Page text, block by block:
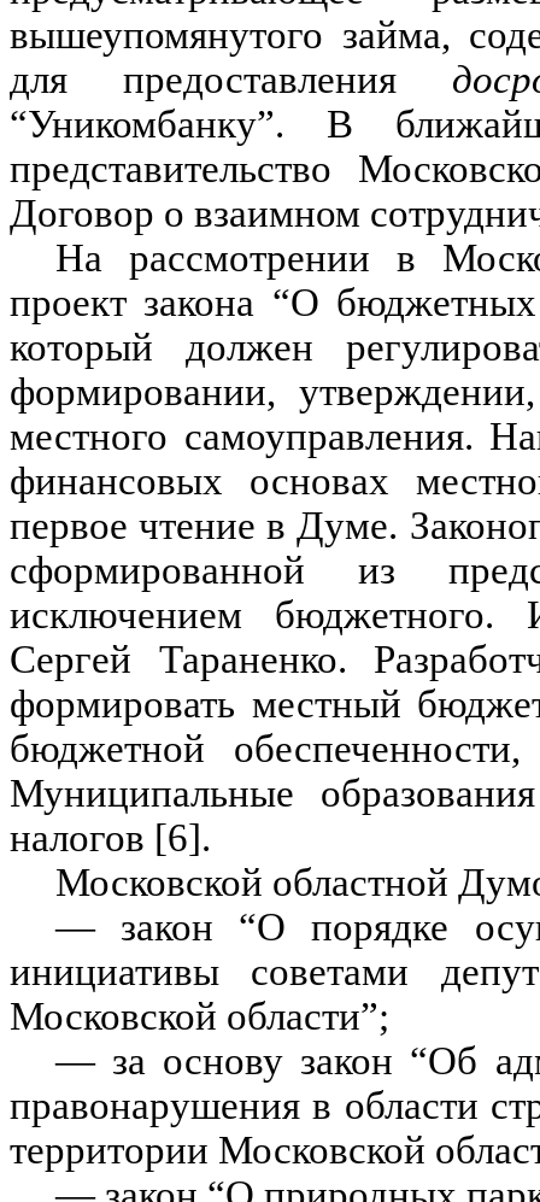
вышеупомянутого займа,
для предоставления
“Уникомбанку”. В
представительство
Договор о взаимном
На рассмотрении в
проект закона “О
который должен
формировании,
местного самоуправления.
финансовых основах
первое чтение в Думе.
сформированной из
исключением бюджетного.
Сергей Тараненко.
формировать местный
бюджетной
Муниципальные
налогов [6].
Московской областной
— закон “О порядке
инициативы советами
Московской области”;
— за основу закон “Об
правонарушения в области
территории Московской